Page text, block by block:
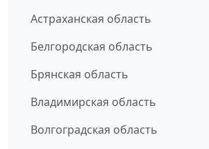
Астраханская область
Белгородская область
Брянская область
Владимирская область
Волгоградская область